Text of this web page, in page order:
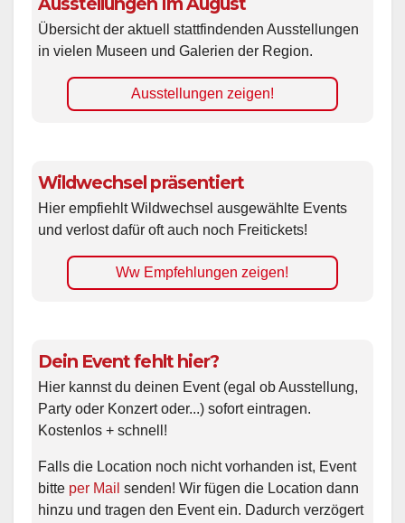
Übersicht der aktuell stattfindenden Ausstellungen
in vielen Museen und Galerien der Region.
Ausstellungen zeigen!
Wildwechsel präsentiert
Hier empfiehlt Wildwechsel ausgewählte Events
und verlost dafür oft auch noch Freitickets!
Ww Empfehlungen zeigen!
Dein Event fehlt hier?
Hier kannst du deinen Event (egal ob Ausstellung,
Party oder Konzert oder...) sofort eintragen.
Kostenlos + schnell!
Falls die Location noch nicht vorhanden ist, Event
bitte per Mail senden! Wir fügen die Location dann
hinzu und tragen den Event ein. Dadurch verzögert